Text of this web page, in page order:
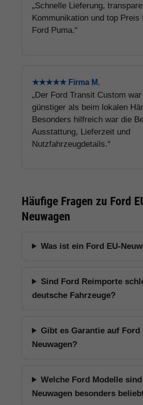
„Schnelle Lieferung,
Kommunikation und top Preis
Ford Puma.“
★★★★★ Firma M.
„Der Ford Transit Custom
günstiger als beim lokalen
Besonders hilfreich war die
Ausstattung, Lieferzeit und
Nutzfahrzeugdetails.“
Häufige Fragen zu Ford
Neuwagen
Was ist ein Ford EU-
Sind Ford Reimporte
deutsche Fahrzeuge?
Gibt es Garantie auf Ford
Neuwagen?
Welche Ford Modelle
Neuwagen besonders